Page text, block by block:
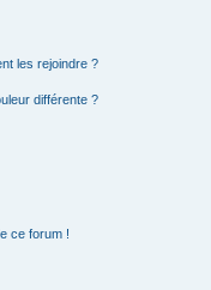
les rejoindre ?
différente ?
ce forum !